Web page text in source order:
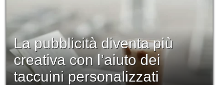
La pubblicità diventa più
creativa con l’aiuto dei
taccuini personalizzati